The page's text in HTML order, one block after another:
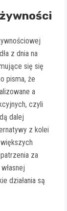
z dnia na
się się
pisma, że
a
czyli
dalej
z kolei
za
działania są